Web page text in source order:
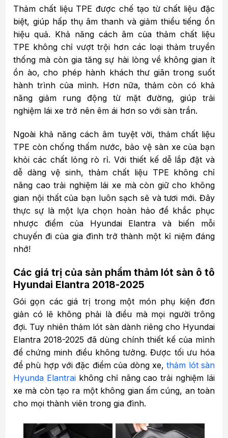
Thảm chất liệu TPE được chế tạo từ chất liệu đặc
biệt, giúp hấp thụ âm thanh và giảm thiểu tiếng ồn
hiệu quả. Khả năng cách âm của thảm chất liệu
TPE không chỉ vượt trội hơn các loại thảm truyền
thống mà còn gia tăng sự hài lòng về không gian ít
ồn ào, cho phép hành khách thư giãn trong suốt
hành trình của mình. Hơn nữa, thảm còn có khả
năng giảm rung động từ mặt đường, giúp trải
nghiệm lái xe trở nên êm ái hơn so với sàn trần.
Ngoài khả năng cách âm tuyệt vời, thảm chất liệu
TPE còn chống thấm nước, bảo vệ sàn xe của bạn
khỏi các chất lỏng rò rỉ. Với thiết kế dễ lắp đặt và
dễ dàng vệ sinh, thảm chất liệu TPE không chỉ
nâng cao trải nghiệm lái xe mà còn giữ cho không
gian nội thất của bạn luôn sạch sẽ và tươi mới. Đây
thực sự là một lựa chọn hoàn hảo để khắc phục
nhược điểm của Hyundai Elantra và biến mỗi
chuyến đi của gia đình trở thành một kỉ niệm đáng
nhớ!
Các giá trị của sản phẩm thảm lót sàn ô tô
Hyundai Elantra 2018-2025
Gói gọn các giá trị trong một món phụ kiện đơn
giản có lẽ không phải là điều mà mọi người trông
đợi. Tuy nhiên thảm lót sàn dành riêng cho Hyundai
Elantra 2018-2025 đã dùng chính thiết kế của mình
để chứng minh điều không tưởng. Được tối ưu hóa
để phù hợp với đặc điểm của dòng xe,thảm lót sàn
Hyunda Elantraikhông chỉ nâng cao trải nghiệm lái
xe mà còn tạo ra một không gian ấm cúng, an toàn
cho mọi thành viên trong gia đình.